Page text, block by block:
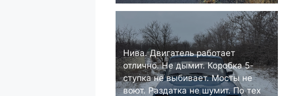
Нива. Двигатель работает
отлично. Не дымит. Коробка 5-
ступка не выбивает. Мосты не
воют. Раздатка не шумит. По тех